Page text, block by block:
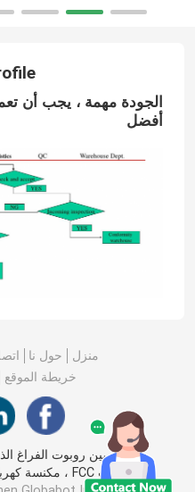
الجودة مهمة ، يجب أن
أفضل
منزل حول نا
خريطة الموقع
الصين روبوت الفراغ
بنفايات FCC ، مكنسة كهربائية ذكية للروبوت supplier.